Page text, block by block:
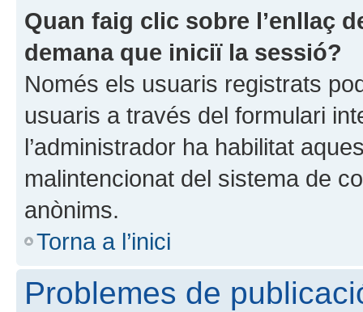
Quan faig clic sobre l’enllaç
demana que iniciï la sessió?
Només els usuaris registrats
usuaris a través del formulari
l’administrador ha habilitat
malintencionat del sistema de
anònims.
Torna a l’inici
Problemes de